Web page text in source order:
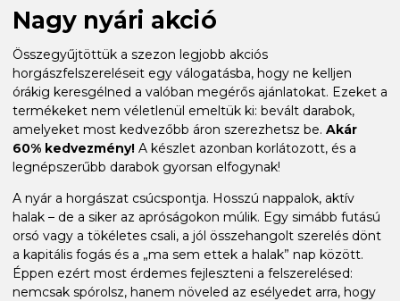
Nagy nyári akció
Összegyűjtöttük a szezon legjobb akciós
horgászfelszereléseit egy válogatásba, hogy ne kelljen
órákig keresgélned a valóban megérős ajánlatokat. Ezeket a
termékeket nem véletlenül emeltük ki: bevált darabok,
amelyeket most kedvezőbb áron szerezhetsz be. Akár
60% kedvezmény! A készlet azonban korlátozott, és a
legnépszerűbb darabok gyorsan elfogynak!
A nyár a horgászat csúcspontja. Hosszú nappalok, aktív
halak – de a siker az apróságokon múlik. Egy simább futású
orsó vagy a tökéletes csali, a jól összehangolt szerelés dönt
a kapitális fogás és a „ma sem ettek a halak” nap között.
Éppen ezért most érdemes fejleszteni a felszerelésed:
nemcsak spórolsz, hanem növeled az esélyedet arra, hogy